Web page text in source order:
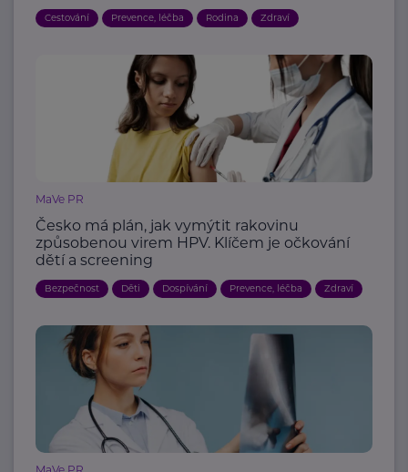
Cestování Prevence, léčba Rodina Zdraví
MaVe PR
Česko má plán, jak vymýtit rakovinu
způsobenou virem HPV. Klíčem je očkování
dětí a screening
Bezpečnost Děti Dospívání Prevence, léčba Zdraví